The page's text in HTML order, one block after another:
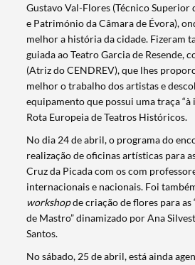
Gustavo Val-Flores (Técnico
e Património da Câmara de Évora),
melhor a história da cidade. Fizeram
guiada ao Teatro Garcia de Resende,
(Atriz do CENDREV), que lhes
melhor o trabalho dos artistas e
equipamento que possui uma traça “à
Rota Europeia de Teatros Históricos.
No dia 24 de abril, o programa do
realização de oficinas artísticas para
Cruz da Picada com os com
internacionais e nacionais. Foi
workshopde criação de flores para as
de Mastro” dinamizado por Ana
Santos.
No sábado, 25 de abril, está ainda